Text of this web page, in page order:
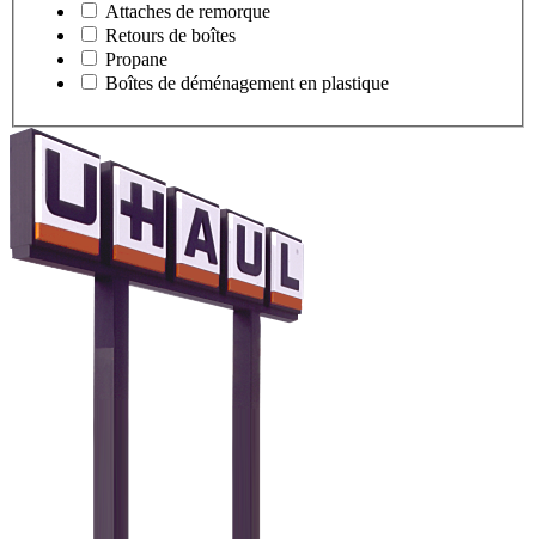
Attaches de remorque
Retours de boîtes
Propane
Boîtes de déménagement en plastique